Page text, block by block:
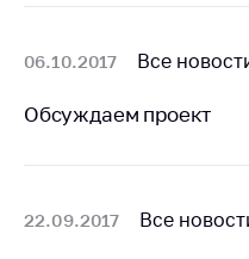
совет
Соискателям
универсальная
06.10.2017 Все
Обсуждаем проект
22.09.2017 Все